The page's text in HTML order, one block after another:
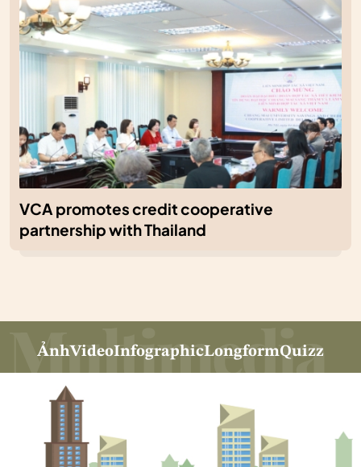
VCA promotes credit cooperative
partnership with Thailand
ẢnhVideoInfographicLongformQuizz